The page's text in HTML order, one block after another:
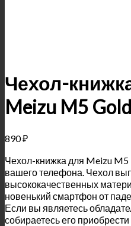
Чехол-
Meizu M5
890₽
Чехол-книжка для Meizu M5
вашего телефона. Чехол
высококачественных
новенький смартфон от
Если вы являетесь
собираетесь его